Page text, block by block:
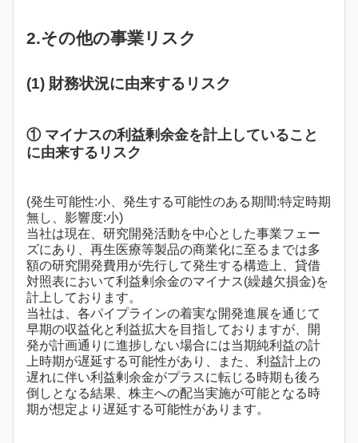
2.その他の事業リスク
(1) 財務状況に由来するリスク
① マイナスの利益剰余金を計上していること
に由来するリスク
(発生可能性:小、発生する可能性のある期間:特定時期
無し、影響度:小)
当社は現在、研究開発活動を中心とした事業フェー
ズにあり、再生医療等製品の商業化に至るまでは多
額の研究開発費用が先行して発生する構造上、貸借
対照表において利益剰余金のマイナス(繰越欠損金)を
計上しております。
当社は、各パイプラインの着実な開発進展を通じて
早期の収益化と利益拡大を目指しておりますが、開
発が計画通りに進捗しない場合には当期純利益の計
上時期が遅延する可能性があり、また、利益計上の
遅れに伴い利益剰余金がプラスに転じる時期も後ろ
倒しとなる結果、株主への配当実施が可能となる時
期が想定より遅延する可能性があります。